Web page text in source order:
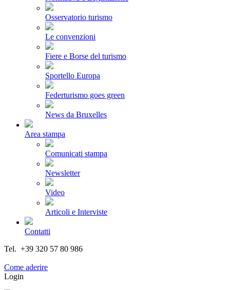
Osservatorio turismo
Le convenzioni
Fiere e Borse del turismo
Sportello Europa
Federturismo goes green
News da Bruxelles
Area stampa
Comunicati stampa
Newsletter
Video
Articoli e Interviste
Contatti
Tel. +39 320 57 80 986
Come aderire
Login